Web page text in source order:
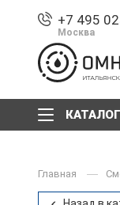
+7 495
Москва
Главная